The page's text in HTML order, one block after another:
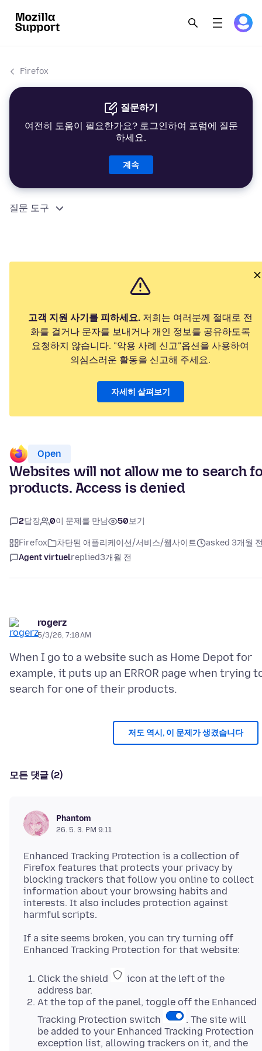
Firefox
질문하기
여전히 도움이 필요한가요? 로그인하여 포럼에 질문
하세요.
계속
질문 도구
고객 지원 사기를 피하세요. 저희는 여러분께 절대로 전
화를 걸거나 문자를 보내거나 개인 정보를 공유하도록
요청하지 않습니다. "악용 사례 신고"옵션을 사용하여
의심스러운 활동을 신고해 주세요.
자세히 살펴보기
Open
Websites will not allow me to search
products. Access is denied
2답장 0이 문제를 만남 50보기
Firefox 차단된 애플리케이션/서비스/웹사이트
asked 3개월
Agent virtuelreplied3개월 전
rogerz
5/3/26, 7:18 AM
When I go to a website such as Home Depot for
example, it puts up an ERROR page when trying
저도 역시, 이 문제가 생겼습니다
모든 댓글 (2)
Phantom
26. 5. 3. PM 9:11
Enhanced Tracking Protection is a collection of
Firefox features that protects your privacy by
blocking trackers that follow you online to collect
information about your browsing habits and
interests. It also includes protection against
If a site seems broken, you can try turning off
Click the shield
icon at the left of the
address bar.
At the top of the panel, toggle off the Enhanced
Tracking Protection switch
. The site will
be added to your Enhanced Tracking Protection
exception list, allowing trackers on it, and the